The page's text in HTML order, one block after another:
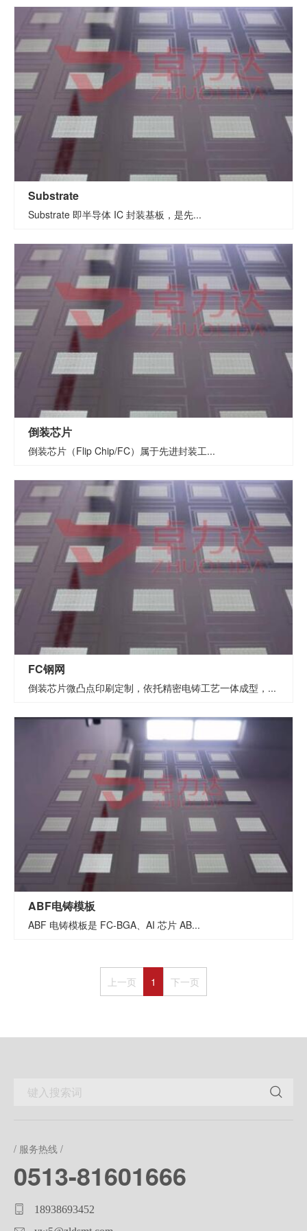
Substrate
Substrate 即半导体 IC 封装基板，是先...
倒装芯片
倒装芯片（Flip Chip/FC）属于先进封装工...
FC钢网
倒装芯片微凸点印刷定制，依托精密电铸工艺一体成型，...
ABF电铸模板
ABF 电铸模板是 FC‑BGA、AI 芯片 AB...
上一页 1 下一页
/ 服务热线 /
0513-81601666
18938693452